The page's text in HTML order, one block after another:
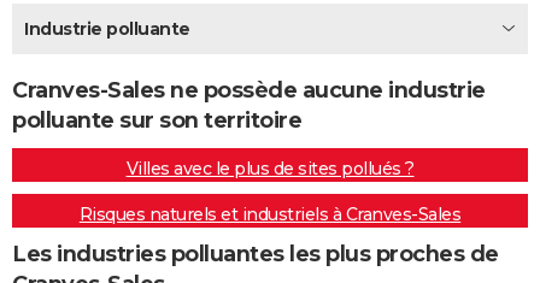
Destinations
City break
Voyage nature
Voyage de noces
Forum
Climat
+PHOTO
GUIDES D'ACHAT
BONS PLANS
CARTE DE VOEUX
Carte de Noël
Carte Bonne année
Carte Saint-Valentin
Carte Pâques
Carte d'anniversaire
DICTIONNAIRE
Dictionnaire
Biographies
Citations
Expressions
Proverbes
PROGRAMME TV
Industrie polluante
Cranves-Sales ne possède aucune industrie
polluante sur son territoire
Villes avec le plus de sites pollués ?
Risques naturels et industriels à Cranves-Sales
Les industries polluantes les plus proches de